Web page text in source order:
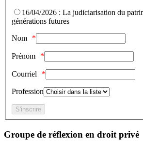
16/04/2026 : La judiciarisation du
générations futures
Nom
Prénom
Courriel
Profession
Groupe de réflexion en droit privé